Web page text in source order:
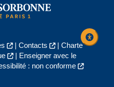
| Contacts | Charte
|
Enseigner avec le
: non conforme